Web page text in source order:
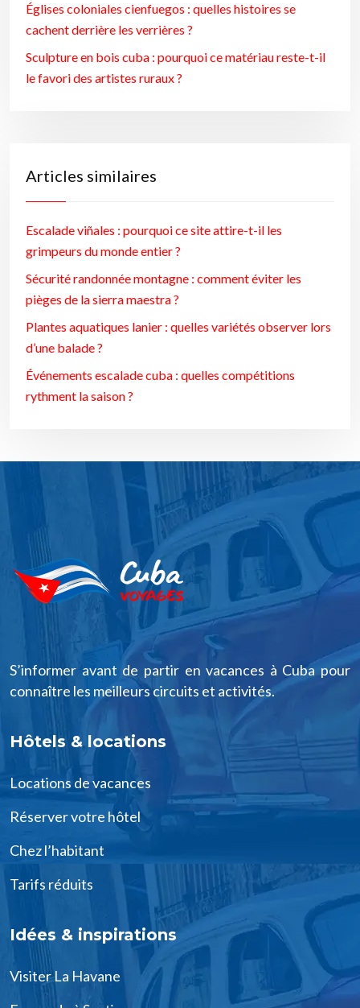
Églises coloniales cienfuegos : quelles histoires se
cachent derrière les verrières ?
Sculpture en bois cuba : pourquoi ce matériau reste-t-il
le favori des artistes ruraux ?
Articles similaires
Escalade viñales : pourquoi ce site attire-t-il les
grimpeurs du monde entier ?
Sécurité randonnée montagne : comment éviter les
pièges de la sierra maestra ?
Plantes aquatiques lanier : quelles variétés observer lors
d’une balade ?
Événements escalade cuba : quelles compétitions
rythment la saison ?
S’informer avant de partir en vacances à Cuba pour
connaître les meilleurs circuits et activités.
Hôtels & locations
Locations de vacances
Réserver votre hôtel
Chez l’habitant
Tarifs réduits
Idées & inspirations
Visiter La Havane